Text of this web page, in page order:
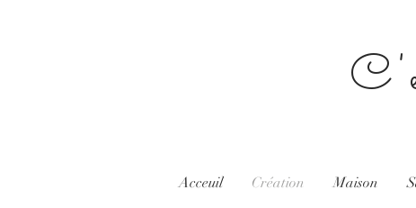
Acceuil Création Maison